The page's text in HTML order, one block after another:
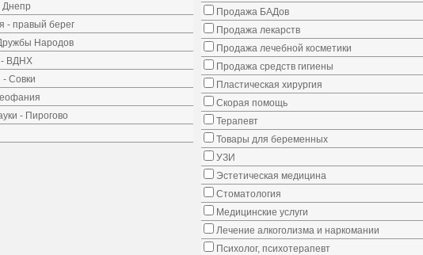
Днепр
- правый берег
Народов
- ВДНХ
- Совки
- Пирогово
Продажа БАДов
Продажа лекарств
Продажа лечебной косметики
Продажа средств гигиены
Пластическая хирургия
Скорая помощь
Терапевт
Товары для беременных
УЗИ
Эстетическая медицина
Стоматология
Медицинские услуги
Лечение алкоголизма и наркомании
Психолог, психотерапевт